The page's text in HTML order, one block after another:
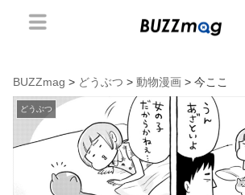
BUZZmag > どうぶつ > 動物漫画 > 今ここ
どうぶつ